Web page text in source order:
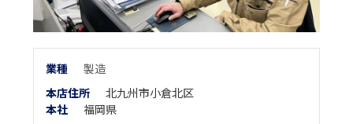
業種
製造
本店住所
北九州市小倉北区
本社
福岡県